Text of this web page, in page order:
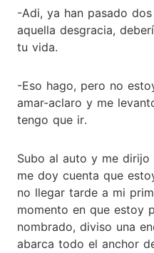
-Adi, ya han pasado
aquella desgracia,
tu vida.
-Eso hago, pero no
amar-aclaro y me
tengo que ir.
Subo al auto y me
me doy cuenta que
no llegar tarde a mi
momento en que estoy
nombrado, diviso una
abarca todo el anchor